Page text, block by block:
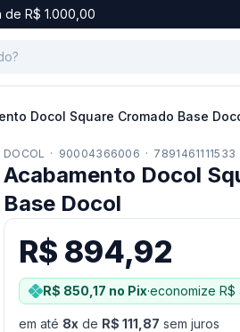
de R$ 1.000,00
Docol Square Cromado Base
DOCOL · 90004366006 · 7891461111533
Acabamento Docol
Base Docol
R$ 894,92
R$ 850,17 no Pix·economize R$
em até 8x de R$ 111,87 sem juros